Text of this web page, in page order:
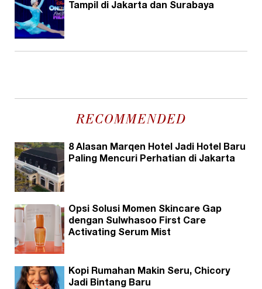
Tampil di Jakarta dan Surabaya
RECOMMENDED
8 Alasan Marqen Hotel Jadi Hotel Baru
Paling Mencuri Perhatian di Jakarta
Opsi Solusi Momen Skincare Gap
dengan Sulwhasoo First Care
Activating Serum Mist
Kopi Rumahan Makin Seru, Chicory
Jadi Bintang Baru